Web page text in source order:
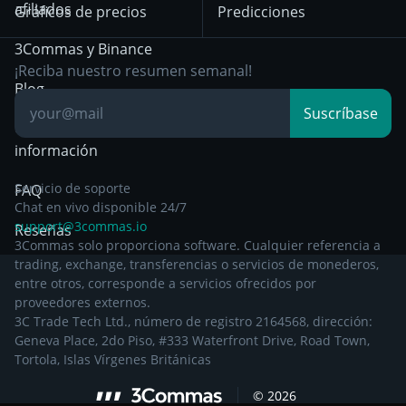
Breakout Trading
diciembre de 2024
Otra documentación
legal
afiliados
3Commas y Binance
Blog
Centro de
información
FAQ
Reseñas
Gráficos de precios Predicciones
¡Reciba nuestro resumen semanal!
Suscríbase
Servicio de soporte
Chat en vivo disponible 24/7
support@3commas.io
3Commas solo proporciona software. Cualquier referencia a
trading, exchange, transferencias o servicios de monederos,
entre otros, corresponde a servicios ofrecidos por
proveedores externos.
3C Trade Tech Ltd., número de registro 2164568, dirección:
Geneva Place, 2do Piso, #333 Waterfront Drive, Road Town,
Tortola, Islas Vírgenes Británicas
© 2026